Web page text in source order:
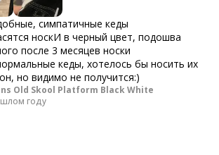
симпатичные кеды
носкИ в черный цвет, подошва
после 3 месяцев носки
кеды, хотелось бы носить их
но видимо не получится:)
Old Skool Platform Black White
году